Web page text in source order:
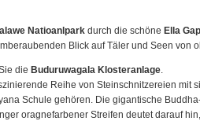
Natioanlpark durch die schöne Ella Gap
Blick auf Täler und Seen von
die Buduruwagala Klosteranlage.
Reihe von Steinschnitzereien mit
Schule gehören. Die gigantische
oragnefarbener Streifen deutet darauf